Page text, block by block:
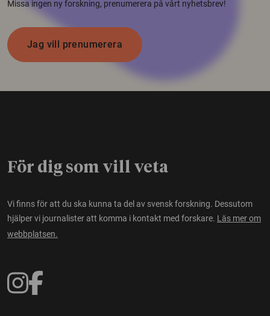
Missa ingen ny forskning, prenumerera på vårt nyhetsbrev!
Jag vill prenumerera
För dig som vill veta
Vi finns för att du ska kunna ta del av svensk forskning. Dessutom
hjälper vi journalister att komma i kontakt med forskare. Läs mer om
webbplatsen.